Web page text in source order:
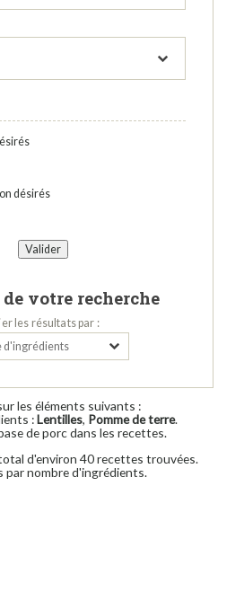
désirés
votre recherche
les résultats par :
les éléments suivants :
:Lentilles, Pomme de terre.
de porc dans les recettes.
d'environ 40 recettes trouvées.
nombre d'ingrédients.